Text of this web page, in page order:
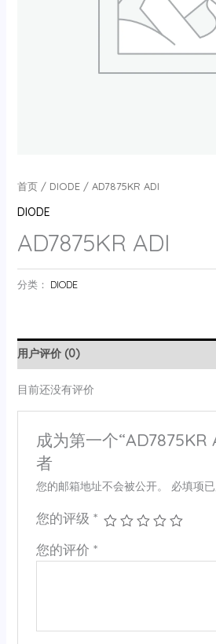
首页/ DIODE/ AD7875KR ADI
DIODE
AD7875KR ADI
分类： DIODE
用户评价 (0)
目前还没有评价
成为第一个“AD7875KR
者
您的邮箱地址不会被公开。 必填项
您的评级 *
您的评价 *